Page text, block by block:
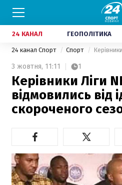
24 КАНАЛ ГЕОПОЛІТИКА
24 канал Спорт Спорт
3 жовтня, 11:11 1
Керівники Ліги
відмовились від
скороченого